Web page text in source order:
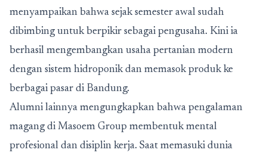
menyampaikan bahwa sejak semester awal sudah
dibimbing untuk berpikir sebagai pengusaha. Kini ia
berhasil mengembangkan usaha pertanian modern
dengan sistem hidroponik dan memasok produk ke
berbagai pasar di Bandung.
Alumni lainnya mengungkapkan bahwa pengalaman
magang di Masoem Group membentuk mental
profesional dan disiplin kerja. Saat memasuki dunia